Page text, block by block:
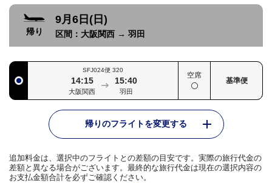
帰り
9月6日(日)
区間： 大阪関西 → 羽田
SFJ024便 320
14:15
大阪関西
15:40
羽田
空席
基準便
帰りのフライトを変更する
追加料金は、選択中のフライトとの差額の目安です。実際の旅行代金の
差額と異なる場合がございます。最終的な旅行代金は現在の選択内容の
お支払金額合計を必ずご確認ください。